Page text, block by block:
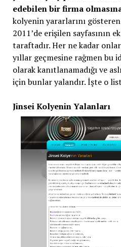
edebilen bir firma
kolyenin yararlarını
2011’de erişilen sayfasının
taraftadır. Her ne kadar
yıllar geçmesine rağmen bu
olarak kanıtlanamadığı ve
için bunlar yalandır. İşte o
Jinsei Kolyenin Yalanları